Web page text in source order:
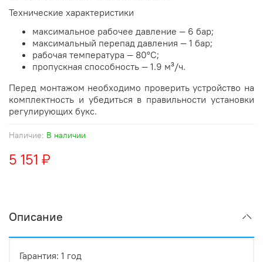
Наличие: В наличии
5 151 ₽
Технические характеристики
максимальное рабочее давление — 6 бар;
максимальный перепад давления — 1 бар;
рабочая температура — 80°С;
пропускная способность — 1.9 м³/ч.
Перед монтажом необходимо проверить устройство на
комплектность и убедиться в правильности установки
регулирующих букс.
Описание
Гарантия: 1 год